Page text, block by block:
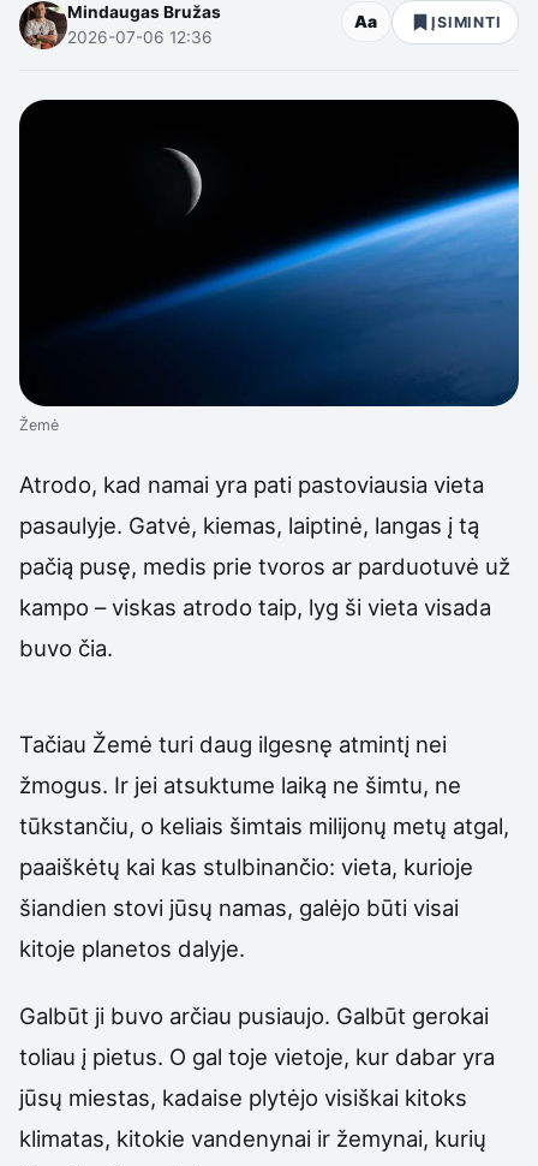
Mindaugas Bružas
2026-07-06 12:36
Aa ĮSIMINTI
Žemė
Atrodo, kad namai yra pati pastoviausia vieta
pasaulyje. Gatvė, kiemas, laiptinė, langas į tą
pačią pusę, medis prie tvoros ar parduotuvė už
kampo – viskas atrodo taip, lyg ši vieta visada
buvo čia.
Tačiau Žemė turi daug ilgesnę atmintį nei
žmogus. Ir jei atsuktume laiką ne šimtu, ne
tūkstančiu, o keliais šimtais milijonų metų atgal,
paaiškėtų kai kas stulbinančio: vieta, kurioje
šiandien stovi jūsų namas, galėjo būti visai
kitoje planetos dalyje.
Galbūt ji buvo arčiau pusiaujo. Galbūt gerokai
toliau į pietus. O gal toje vietoje, kur dabar yra
jūsų miestas, kadaise plytėjo visiškai kitoks
klimatas, kitokie vandenynai ir žemynai, kurių